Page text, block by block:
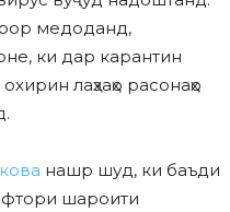
медоданд,
ки дар карантин
лаҳзаҳо расонаҳо
нашр шуд, ки баъди
шароити